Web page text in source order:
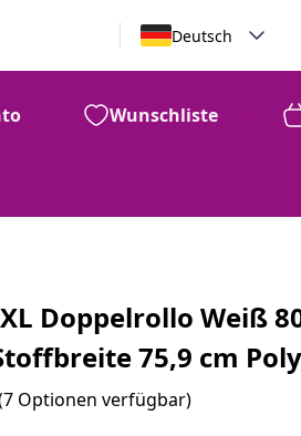
Deutsch
Wunschliste
Doppelrollo Weiß
75,9 cm
Optionen verfügbar)